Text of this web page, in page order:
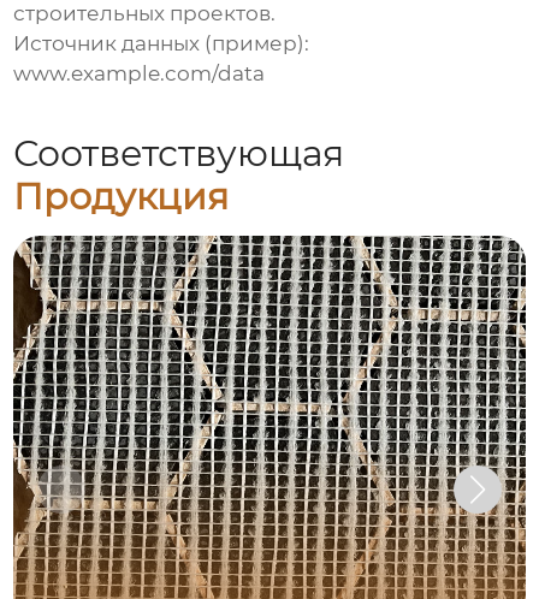
строительных проектов.
Источник данных (пример):
www.example.com/data
Соответствующая
Продукция